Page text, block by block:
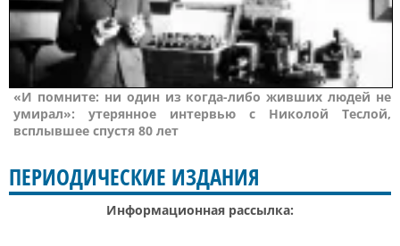
«И помните: ни один из когда-либо живших людей не
умирал»: утерянное интервью с Николой Теслой,
всплывшее спустя 80 лет
ПЕРИОДИЧЕСКИЕ ИЗДАНИЯ
Информационная рассылка: